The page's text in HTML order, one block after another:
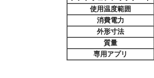
使用温度範囲
消費電力
外形寸法
質量
専用アプリ